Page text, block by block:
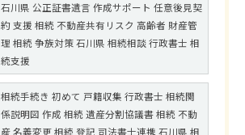
石川県 公正証書遺言 作成サポート 任意後見契
約 支援 相続 不動産共有リスク 高齢者 財産管
理 相続 争族対策 石川県 相続相談 行政書士 相
続支援
相続手続き 初めて 戸籍収集 行政書士 相続関
係説明図 作成 相続 遺産分割協議書 相続 不動
産 名義変更 相続 登記 司法書士連携 石川県 相